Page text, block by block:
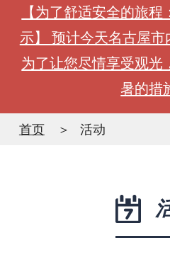
【为了舒适安全的旅
示】 预计今天名古屋市
为了让您尽情享受观光
暑的措
首页 活动